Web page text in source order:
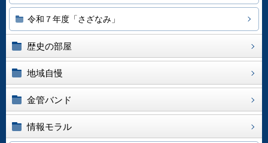
令和７年度「さざなみ」
歴史の部屋
地域自慢
金管バンド
情報モラル